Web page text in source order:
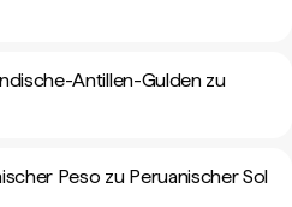
Antillen-Gulden zu
Peso zu Peruanischer Sol